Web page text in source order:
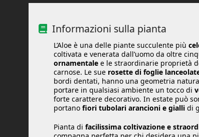
Informazioni sulla pianta
L’Aloe è una delle piante succulente più
coltivata e venerata dall’uomo da oltre
ornamentale e le straordinarie proprietà
carnose. Le sue rosette di foglie
bordi dentati, hanno una geometria
portare in qualsiasi ambiente un tocco di
forte carattere decorativo. In estate può
portano fiori tubolari arancioni e gialli di
Pianta di facilissima coltivazione e